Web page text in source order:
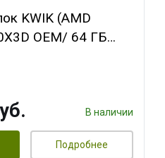
KWIK (AMD
OEM/ 64 ГБ
GAMINGPRO
В наличии
Подробнее